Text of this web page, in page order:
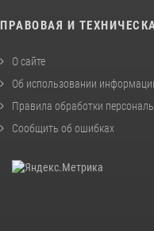
ПРАВОВАЯ И
О сайте
Об использовании
Правила обработки
Сообщить об ошибках